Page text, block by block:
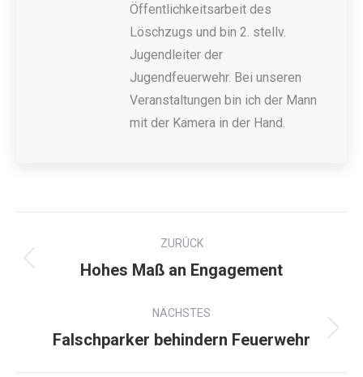
Öffentlichkeitsarbeit des
Löschzugs und bin 2. stellv.
Jugendleiter der
Jugendfeuerwehr. Bei unseren
Veranstaltungen bin ich der Mann
mit der Kamera in der Hand.
ZURÜCK
Hohes Maß an Engagement
NÄCHSTES
Falschparker behindern Feuerwehr